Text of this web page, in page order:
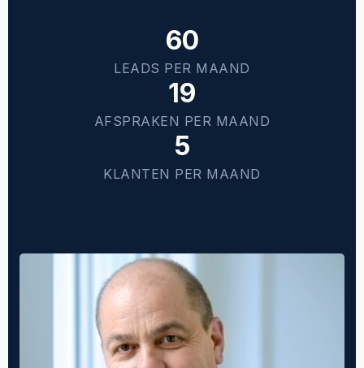
60
LEADS PER MAAND
19
AFSPRAKEN PER MAAND
5
KLANTEN PER MAAND